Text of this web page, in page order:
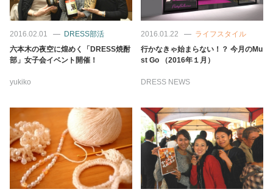
2016.02.01
DRESS部活
六本木の夜空に煌めく「DRESS焼酎
部」女子会イベント開催！
yukiko
2016.01.22
ライフスタイル
行かなきゃ始まらない！？ 今月のMu
st Go （2016年１月）
DRESS NEWS